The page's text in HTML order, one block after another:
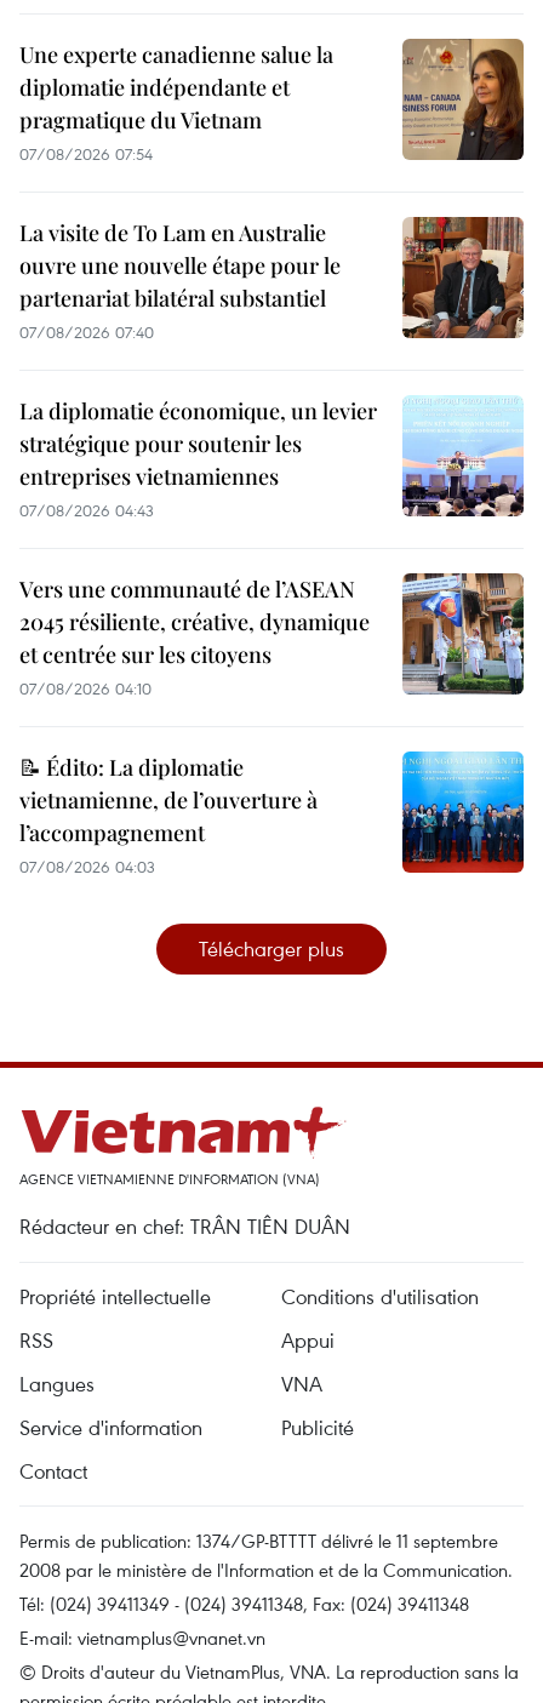
Une experte canadienne salue la
diplomatie indépendante et
pragmatique du Vietnam
07/08/2026 07:54
La visite de To Lam en Australie
ouvre une nouvelle étape pour le
partenariat bilatéral substantiel
07/08/2026 07:40
La diplomatie économique, un levier
stratégique pour soutenir les
entreprises vietnamiennes
07/08/2026 04:43
Vers une communauté de l’ASEAN
2045 résiliente, créative, dynamique
et centrée sur les citoyens
07/08/2026 04:10
📝 Édito: La diplomatie
vietnamienne, de l’ouverture à
l’accompagnement
07/08/2026 04:03
Télécharger plus
AGENCE VIETNAMIENNE D'INFORMATION (VNA)
Rédacteur en chef: TRÂN TIÊN DUÂN
Propriété intellectuelle
Conditions d'utilisation
RSS
Appui
Langues
VNA
Service d'information
Publicité
Contact
Permis de publication: 1374/GP-BTTTT délivré le 11 septembre
2008 par le ministère de l'Information et de la Communication.
Tél: (024) 39411349 - (024) 39411348, Fax: (024) 39411348
E-mail: vietnamplus@vnanet.vn
© Droits d'auteur du VietnamPlus, VNA. La reproduction sans la